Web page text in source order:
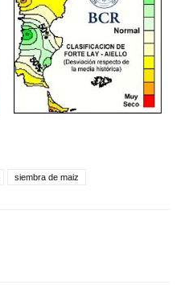
siembra de maiz